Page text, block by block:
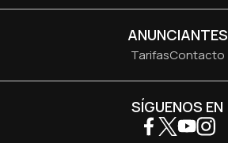
ANUNCIANTES
TarifasContacto
SÍGUENOS EN